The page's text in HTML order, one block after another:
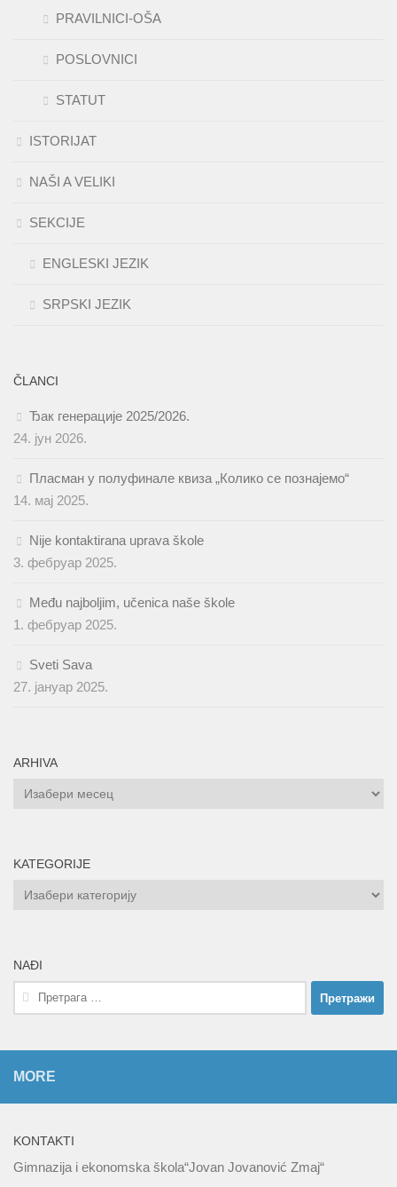
PRAVILNICI-OŠA
POSLOVNICI
STATUT
ISTORIJAT
NAŠI A VELIKI
SEKCIJE
ENGLESKI JEZIK
SRPSKI JEZIK
ČLANCI
Ђак генерације 2025/2026.
24. јун 2026.
Пласман у полуфинале квиза „Колико се познајемо“
14. мај 2025.
Nije kontaktirana uprava škole
3. фебруар 2025.
Među najboljim, učenica naše škole
1. фебруар 2025.
Sveti Sava
27. јануар 2025.
ARHIVA
ARHIVA
KATEGORIJE
KATEGORIJE
NAĐI
Претрага
за:
MORE
KONTAKTI
Gimnazija i ekonomska škola“Jovan Jovanović Zmaj“